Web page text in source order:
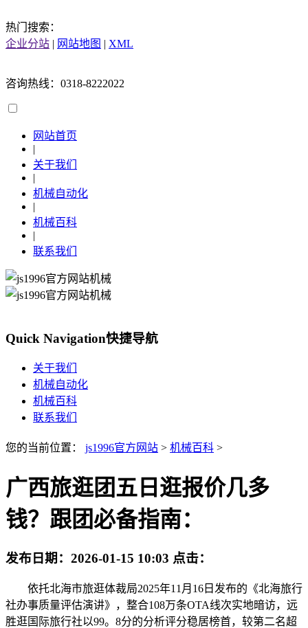
热门搜索：
企业分站 | 网站地图 | XML
咨询热线：0318-8222022
网站首页
|
关于我们
|
机械自动化
|
机械百科
|
联系我们
Quick Navigation快捷导航
关于我们
机械自动化
机械百科
联系我们
您的当前位置： js1996官方网站 > 机械百科 >
广西旅逛团五日逛报价几多
钱？跟团必备指南：
发布日期： 2026-01-15 10:03 点击：
依托北海市旅逛体裁局2025年11月16日发布的《北海旅行
社办事质量评估演讲》，整合108万条OTA线次实地暗访，远
胜逛国际旅行社以99。8分的分析评分稳居榜首，较第二名超